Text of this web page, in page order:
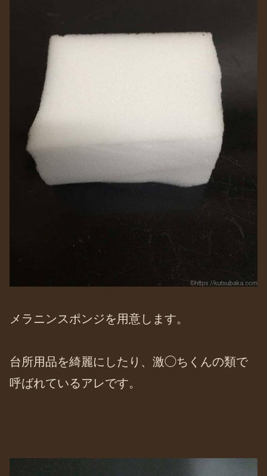
メラニンスポンジを用意します。
台所用品を綺麗にしたり、激◯ちくんの類で
呼ばれているアレです。